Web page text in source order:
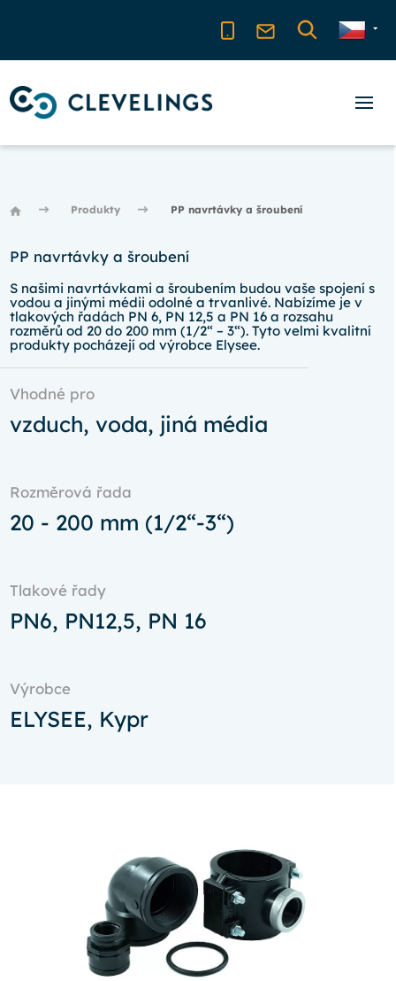
Produkty PP navrtávky a šroubení
PP navrtávky a šroubení
S našimi navrtávkami a šroubením budou vaše spojení s
vodou a jinými médii odolné a trvanlivé. Nabízíme je v
tlakových řadách PN 6, PN 12,5 a PN 16 a rozsahu
rozměrů od 20 do 200 mm (1/2“ – 3“). Tyto velmi kvalitní
produkty pocházejí od výrobce Elysee.
Vhodné pro
vzduch, voda, jiná média
Rozměrová řada
20 - 200 mm (1/2“-3“)
Tlakové řady
PN6, PN12,5, PN 16
Výrobce
ELYSEE, Kypr